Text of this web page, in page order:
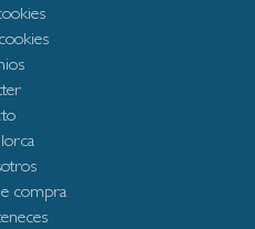
compra